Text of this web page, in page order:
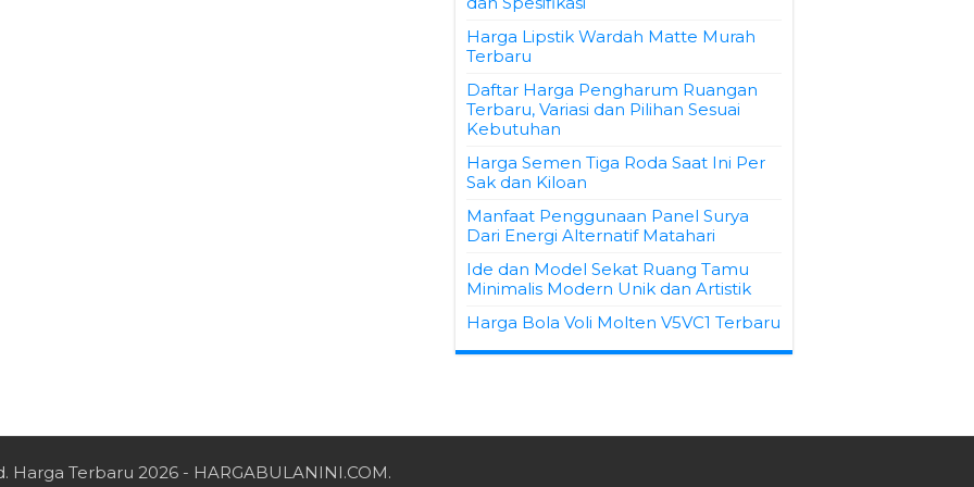
Harga Lipstik Wardah Matte Murah
Terbaru
Daftar Harga Pengharum Ruangan
Terbaru, Variasi dan Pilihan Sesuai
Kebutuhan
Harga Semen Tiga Roda Saat Ini Per
Sak dan Kiloan
Manfaat Penggunaan Panel Surya
Dari Energi Alternatif Matahari
Ide dan Model Sekat Ruang Tamu
Minimalis Modern Unik dan Artistik
Harga Bola Voli Molten V5VC1 Terbaru
Harga Terbaru 2026 - HARGABULANINI.COM.